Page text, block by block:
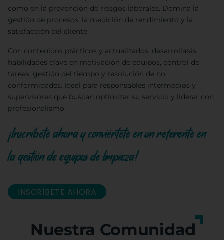
como en la prevención de riesgos laborales. Domina la
gestión de procesos, la medición de rendimiento y la
satisfacción del cliente.
Con contenidos prácticos y actualizados, desarrollarás
habilidades clave en motivación de equipos, control de
tareas, gestión del tiempo y resolución de no
conformidades. Ideal para responsables intermedios y
supervisores que buscan optimizar su servicio y liderar con
profesionalismo.
¡Inscríbete ahora y conviértete en un referente en
la gestión de equipos de limpieza!
INSCRÍBETE AHORA
Nuestra Comunidad